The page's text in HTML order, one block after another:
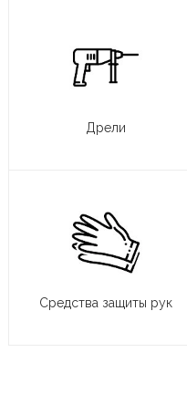
Дрели
Средства защиты рук